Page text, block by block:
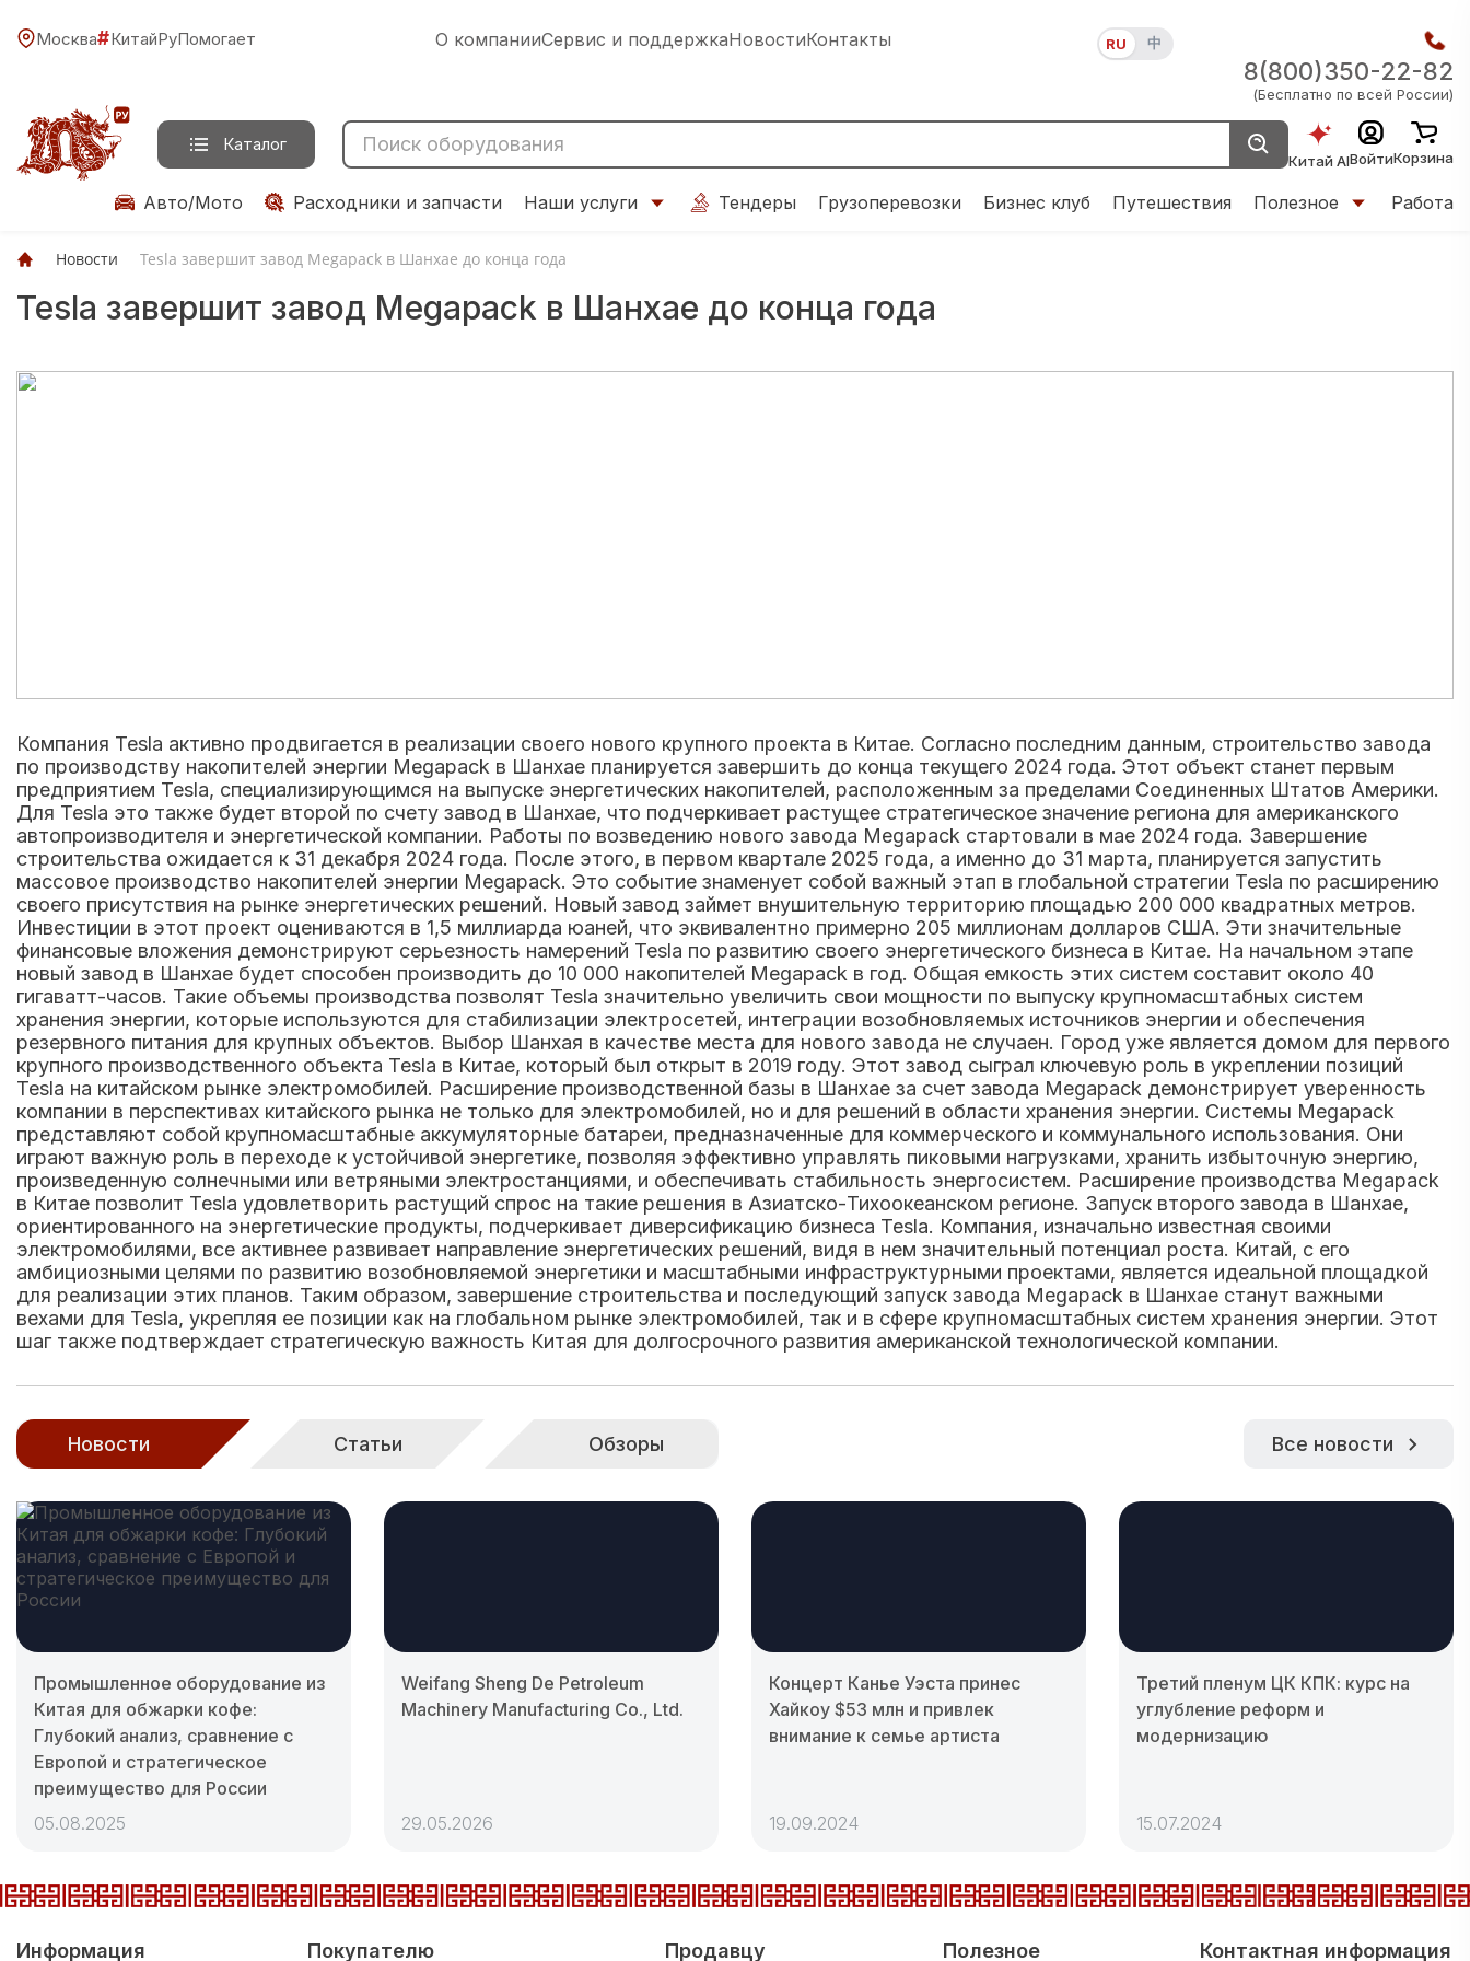
Москва#КитайРуПомогает О компанииСервис и поддержкаНовостиКонтакты RU 中
8(800)350-22-82
(Бесплатно по всей России)
Каталог
Китай AIВойтиКорзина
Авто/Мото Расходники и запчасти Наши услуги Тендеры Грузоперевозки Бизнес клуб Путешествия Полезное Работа
Новости Tesla завершит завод Megapack в Шанхае до конца года
Tesla завершит завод Megapack в Шанхае до конца года
Компания Tesla активно продвигается в реализации своего нового крупного проекта в Китае. Согласно последним данным, строительство завода
по производству накопителей энергии Megapack в Шанхае планируется завершить до конца текущего 2024 года. Этот объект станет первым
предприятием Tesla, специализирующимся на выпуске энергетических накопителей, расположенным за пределами Соединенных Штатов Америки.
Для Tesla это также будет второй по счету завод в Шанхае, что подчеркивает растущее стратегическое значение региона для американского
автопроизводителя и энергетической компании. Работы по возведению нового завода Megapack стартовали в мае 2024 года. Завершение
строительства ожидается к 31 декабря 2024 года. После этого, в первом квартале 2025 года, а именно до 31 марта, планируется запустить
массовое производство накопителей энергии Megapack. Это событие знаменует собой важный этап в глобальной стратегии Tesla по расширению
своего присутствия на рынке энергетических решений. Новый завод займет внушительную территорию площадью 200 000 квадратных метров.
Инвестиции в этот проект оцениваются в 1,5 миллиарда юаней, что эквивалентно примерно 205 миллионам долларов США. Эти значительные
финансовые вложения демонстрируют серьезность намерений Tesla по развитию своего энергетического бизнеса в Китае. На начальном этапе
новый завод в Шанхае будет способен производить до 10 000 накопителей Megapack в год. Общая емкость этих систем составит около 40
гигаватт-часов. Такие объемы производства позволят Tesla значительно увеличить свои мощности по выпуску крупномасштабных систем
хранения энергии, которые используются для стабилизации электросетей, интеграции возобновляемых источников энергии и обеспечения
резервного питания для крупных объектов. Выбор Шанхая в качестве места для нового завода не случаен. Город уже является домом для первого
крупного производственного объекта Tesla в Китае, который был открыт в 2019 году. Этот завод сыграл ключевую роль в укреплении позиций
Tesla на китайском рынке электромобилей. Расширение производственной базы в Шанхае за счет завода Megapack демонстрирует уверенность
компании в перспективах китайского рынка не только для электромобилей, но и для решений в области хранения энергии. Системы Megapack
представляют собой крупномасштабные аккумуляторные батареи, предназначенные для коммерческого и коммунального использования. Они
играют важную роль в переходе к устойчивой энергетике, позволяя эффективно управлять пиковыми нагрузками, хранить избыточную энергию,
произведенную солнечными или ветряными электростанциями, и обеспечивать стабильность энергосистем. Расширение производства Megapack
в Китае позволит Tesla удовлетворить растущий спрос на такие решения в Азиатско-Тихоокеанском регионе. Запуск второго завода в Шанхае,
ориентированного на энергетические продукты, подчеркивает диверсификацию бизнеса Tesla. Компания, изначально известная своими
электромобилями, все активнее развивает направление энергетических решений, видя в нем значительный потенциал роста. Китай, с его
амбициозными целями по развитию возобновляемой энергетики и масштабными инфраструктурными проектами, является идеальной площадкой
для реализации этих планов. Таким образом, завершение строительства и последующий запуск завода Megapack в Шанхае станут важными
вехами для Tesla, укрепляя ее позиции как на глобальном рынке электромобилей, так и в сфере крупномасштабных систем хранения энергии. Этот
шаг также подтверждает стратегическую важность Китая для долгосрочного развития американской технологической компании.
Новости Статьи Обзоры Все новости
Промышленное оборудование из
Китая для обжарки кофе:
Глубокий анализ, сравнение с
Европой и стратегическое
преимущество для России
05.08.2025
Weifang Sheng De Petroleum
Machinery Manufacturing Co., Ltd.
29.05.2026
Концерт Канье Уэста принес
Хайкоу $53 млн и привлек
внимание к семье артиста
19.09.2024
Третий пленум ЦК КПК: курс на
углубление реформ и
модернизацию
15.07.2024
Информация Покупателю Продавцу Полезное Контактная информация